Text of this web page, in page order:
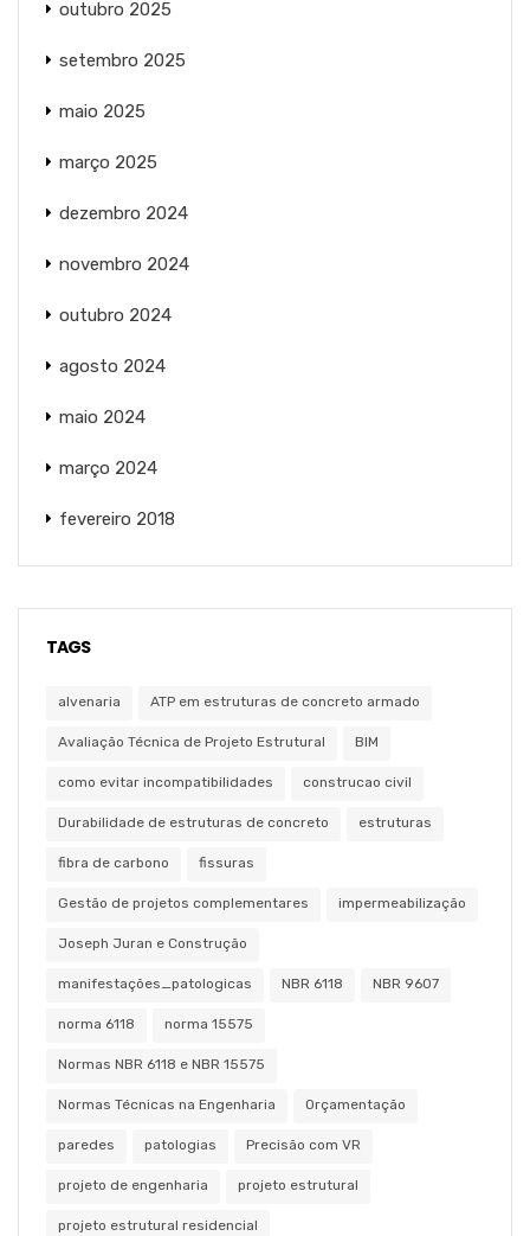
outubro 2025
setembro 2025
maio 2025
março 2025
dezembro 2024
novembro 2024
outubro 2024
agosto 2024
maio 2024
março 2024
fevereiro 2018
TAGS
alvenaria ATP em estruturas de concreto armado
Avaliação Técnica de Projeto Estrutural BIM
como evitar incompatibilidades construcao civil
Durabilidade de estruturas de concreto estruturas
fibra de carbono fissuras
Gestão de projetos complementares impermeabilização
Joseph Juran e Construção
manifestações_patologicas NBR 6118 NBR 9607
norma 6118 norma 15575
Normas NBR 6118 e NBR 15575
Normas Técnicas na Engenharia Orçamentação
paredes patologias Precisão com VR
projeto de engenharia projeto estrutural
projeto estrutural residencial